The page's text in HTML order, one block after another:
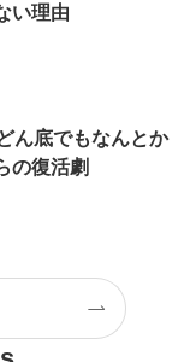
い理由
ん底でもなんとか
の復活劇